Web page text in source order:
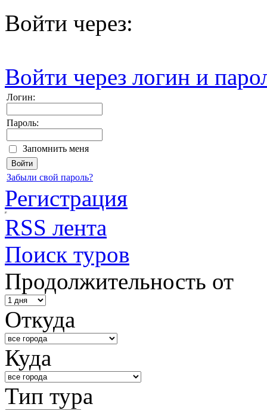
Войти через:
Войти через логин и
Логин:
Пароль:
Запомнить меня
Забыли свой пароль?
Регистрация
RSS лента
Поиск туров
Продолжительность от
Откуда
Куда
Тип тура